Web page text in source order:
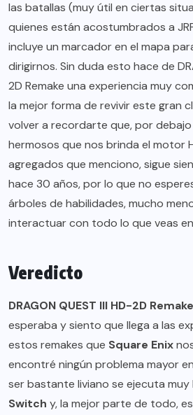
las batallas (muy útil en ciertas
quienes están acostumbrados a
incluye un marcador en el mapa
dirigirnos. Sin duda esto hace de
2D Remake una experiencia muy
la mejor forma de revivir este gran
volver a recordarte que, por
hermosos que nos brinda el motor
agregados que menciono, sigue
hace 30 años, por lo que no
árboles de habilidades, mucho
interactuar con todo lo que veas
Veredicto
DRAGON QUEST III HD-2D Remake
esperaba y siento que llega a las
estos remakes que Square Enix
encontré ningún problema mayor
ser bastante liviano se ejecuta muy
Switch y, la mejor parte de todo,